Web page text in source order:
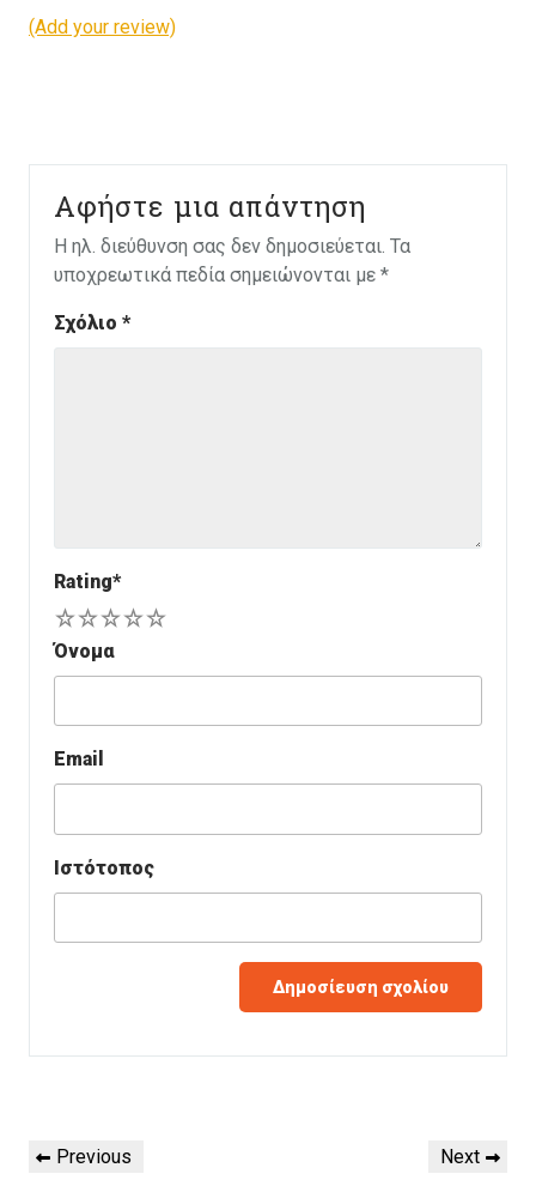
(Add your review)
Αφήστε μια απάντηση
Η ηλ. διεύθυνση σας δεν δημοσιεύεται. Τα
υποχρεωτικά πεδία σημειώνονται με *
Σχόλιο *
Rating*
5
4
3
2
Όνομα
Email
Ιστότοπος
Πλοήγηση
άρθρων
Previous
Previous
Next
Next